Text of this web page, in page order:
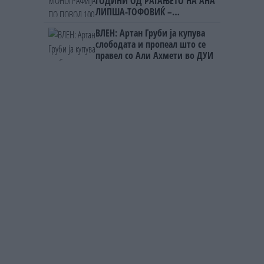
ЛИПША-ТОФОВИЌ –
„Охридско лето“
ВЛЕН: Артан Груби ја купува
слободата и пропеал што се
правел со Али Ахмети во ДУИ